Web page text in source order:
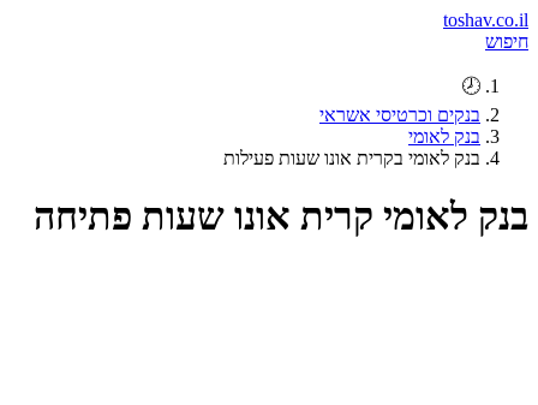
toshav.co.il
חיפוש
🕗
בנקים וכרטיסי אשראי
בנק לאומי
בנק לאומי בקרית אונו שעות פעילות
בנק לאומי קרית אונו שעות פתיחה